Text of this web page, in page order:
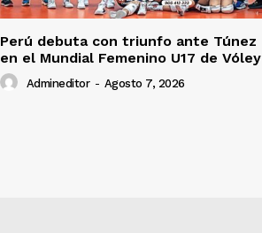
Perú debuta con triunfo ante Túnez
en el Mundial Femenino U17 de Vóley
Admineditor - Agosto 7, 2026